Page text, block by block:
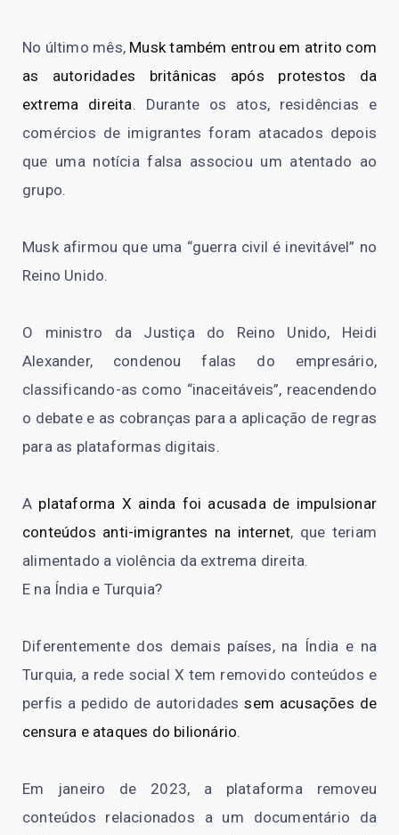
No último mês, Musk também entrou em atrito com
as autoridades britânicas após protestos da
extrema direita. Durante os atos, residências e
comércios de imigrantes foram atacados depois
que uma notícia falsa associou um atentado ao
grupo.
Musk afirmou que uma “guerra civil é inevitável” no
Reino Unido.
O ministro da Justiça do Reino Unido, Heidi
Alexander, condenou falas do empresário,
classificando-as como “inaceitáveis”, reacendendo
o debate e as cobranças para a aplicação de regras
para as plataformas digitais.
A plataforma X ainda foi acusada de impulsionar
conteúdos anti-imigrantes na internet, que teriam
alimentado a violência da extrema direita.
E na Índia e Turquia?
Diferentemente dos demais países, na Índia e na
Turquia, a rede social X tem removido conteúdos e
perfis a pedido de autoridadessem acusações de
censura e ataques do bilionário.
Em janeiro de 2023, a plataforma removeu
conteúdos relacionados a um documentário da